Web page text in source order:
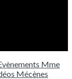
Mme
Mécènes